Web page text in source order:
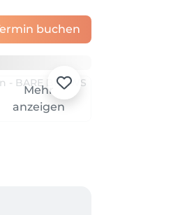
buchen
Mehr
anzeigen